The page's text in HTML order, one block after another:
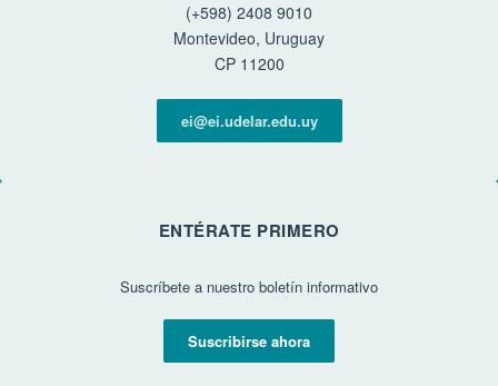
(+598) 2408 9010
Montevideo, Uruguay
CP 11200
ei@ei.udelar.edu.uy
ENTÉRATE PRIMERO
Suscríbete a nuestro boletín informativo
Suscribirse ahora